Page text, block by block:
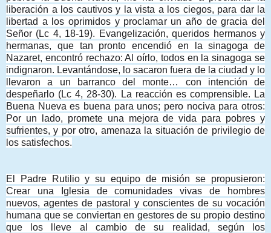
liberación a los cautivos y la vista a los ciegos, para dar la
libertad a los oprimidos y proclamar un año de gracia del
Señor (Lc 4, 18-19). Evangelización, queridos hermanos y
hermanas, que tan pronto encendió en la sinagoga de
Nazaret, encontró rechazo: Al oírlo, todos en la sinagoga se
indignaron. Levantándose, lo sacaron fuera de la ciudad y lo
llevaron a un barranco del monte… con intención de
despeñarlo (Lc 4, 28-30). La reacción es comprensible. La
Buena Nueva es buena para unos; pero nociva para otros:
Por un lado, promete una mejora de vida para pobres y
sufrientes, y por otro, amenaza la situación de privilegio de
los satisfechos.
El Padre Rutilio y su equipo de misión se propusieron:
Crear una Iglesia de comunidades vivas de hombres
nuevos, agentes de pastoral y conscientes de su vocación
humana que se conviertan en gestores de su propio destino
que los lleve al cambio de su realidad, según los